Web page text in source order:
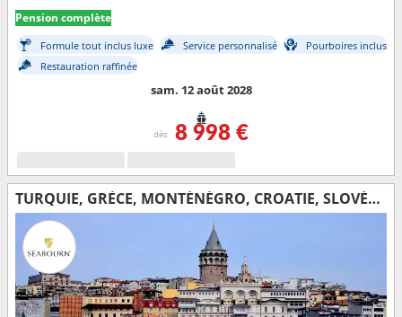
Pension complète
Formule tout inclus luxe Service personnalisé
Pourboires inclus
Restauration raffinée
sam. 12 août 2028
dès 8 998 €
TURQUIE, GRÈCE, MONTÉNÉGRO, CROATIE, SLOVÉNIE, ITALIE